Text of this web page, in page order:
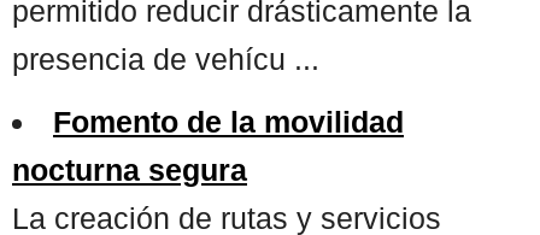
permitido reducir drásticamente la
presencia de vehícu ...
Fomento de la movilidad
nocturna segura
La creación de rutas y servicios